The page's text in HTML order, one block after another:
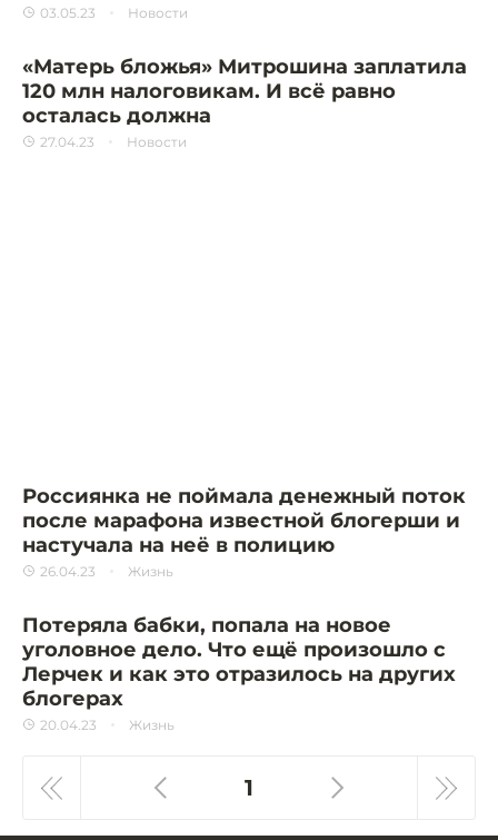
03.05.23 Новости
«Матерь бложья» Митрошина заплатила
120 млн налоговикам. И всё равно
осталась должна
27.04.23 Новости
Россиянка не поймала денежный поток
после марафона известной блогерши и
настучала на неё в полицию
26.04.23 Жизнь
Потеряла бабки, попала на новое
уголовное дело. Что ещё произошло с
Лерчек и как это отразилось на других
блогерах
20.04.23 Жизнь
1